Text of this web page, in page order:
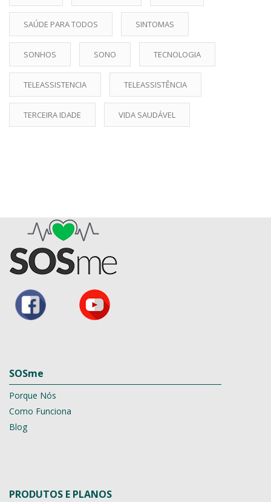
SAÚDE PARA TODOS SINTOMAS
SONHOS SONO TECNOLOGIA
TELEASSISTENCIA TELEASSISTÊNCIA
TERCEIRA IDADE VIDA SAUDÁVEL
SOSme
Porque Nós
Como Funciona
Blog
PRODUTOS E PLANOS